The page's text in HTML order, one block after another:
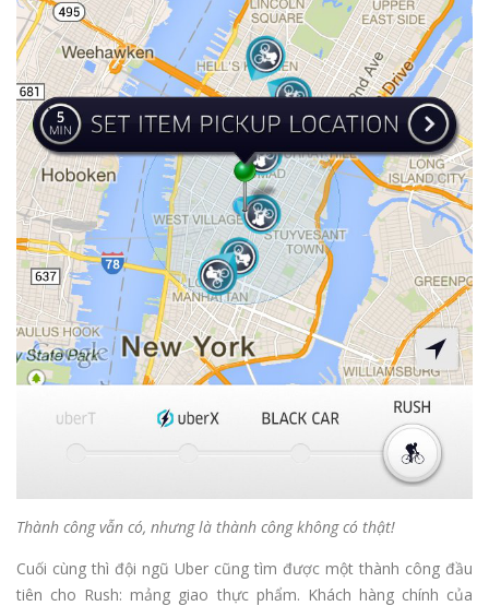
Thành công vẫn có, nhưng là thành công không có thật!
Cuối cùng thì đội ngũ Uber cũng tìm được một thành công đầu
tiên cho Rush: mảng giao thực phẩm. Khách hàng chính của